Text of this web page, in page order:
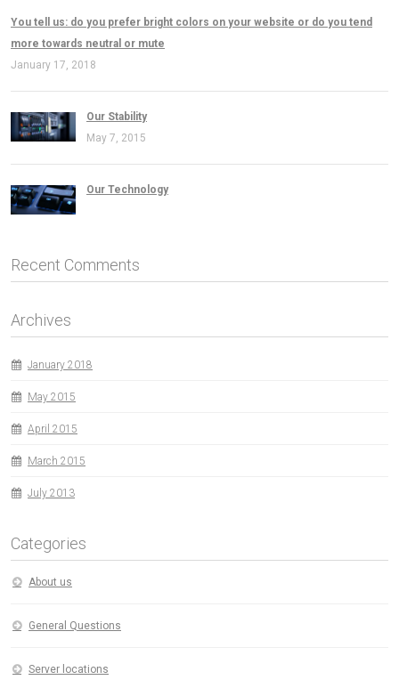
You tell us: do you prefer bright colors on your website or do you tend
more towards neutral or mute
January 17, 2018
Our Stability
May 7, 2015
Our Technology
Recent Comments
Archives
January 2018
May 2015
April 2015
March 2015
July 2013
Categories
About us
General Questions
Server locations